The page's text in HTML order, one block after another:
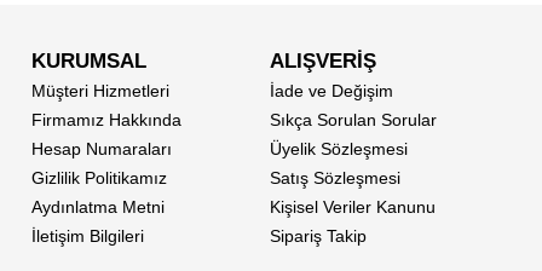
KURUMSAL
Müşteri Hizmetleri
Firmamız Hakkında
Hesap Numaraları
Gizlilik Politikamız
Aydınlatma Metni
İletişim Bilgileri
ALIŞVERİŞ
İade ve Değişim
Sıkça Sorulan Sorular
Üyelik Sözleşmesi
Satış Sözleşmesi
Kişisel Veriler Kanunu
Sipariş Takip